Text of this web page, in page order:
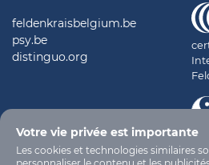
feldenkraisbelgium.be
psy.be
distinguo.org
Votre vie privée est importante
Les cookies et technologies similaires